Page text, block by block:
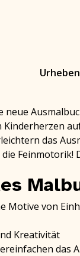
neue
Kinderherzen
das
Feinmotorik!
Motive von
Kreativität
das